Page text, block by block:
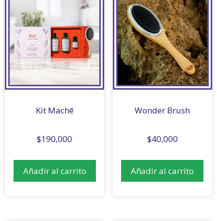
Kit Machē
$190,000
Añadir al carrito
Wonder Brush
$40,000
Añadir al carrito